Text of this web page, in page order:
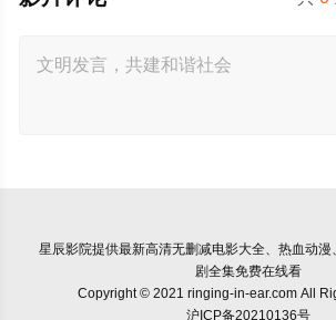
星辰影院提供最新高清无删减电影大全、热血动漫
剧全集免费在线看
Copyright © 2021 ringing-in-ear.com All
沪ICP备20210136号